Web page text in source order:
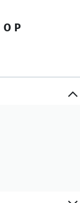
O P